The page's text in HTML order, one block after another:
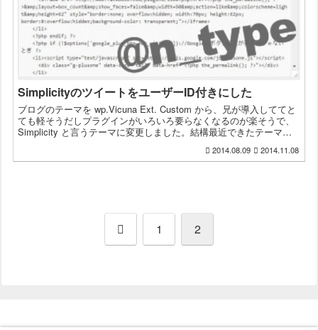
SimplicityのツイートをユーザーID付きにした
ブログのテーマを wp.Vicuna Ext. Custom から、兄が導入しててと
ても軽そうだしプラグインがいろいろ要らなくなるのが楽そうで、
Simplicity と言うテーマに変更しました。結構最近できたテーマみ
2014.08.09 2014.11.08
前
1 2